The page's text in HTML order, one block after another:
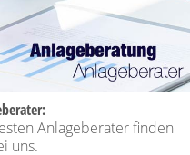
Anlageberater finden
uns.